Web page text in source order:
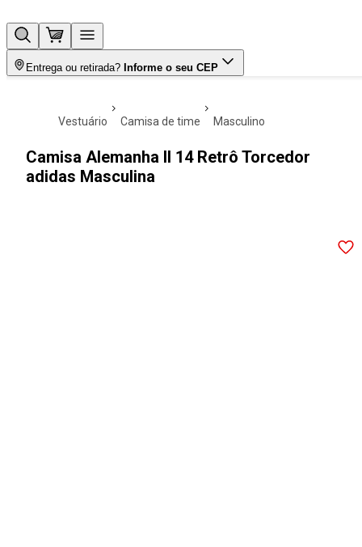
Entrega ou retirada? Informe o seu CEP
vestuário camisa de time masculino
Camisa Alemanha II 14 Retrô Torcedor
adidas Masculina